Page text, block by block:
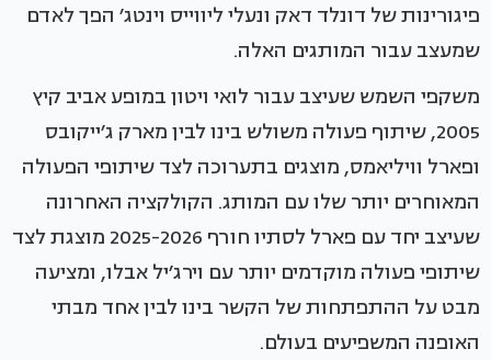
פיגורינות של דונלד דאק ונעלי ליווייס וינטג׳ הפך לאדם
שמעצב עבור המותגים האלה.
משקפי השמש שעיצב עבור לואי ויטון במופע אביב קיץ
2005, שיתוף פעולה משולש בינו לבין מארק ג׳ייקובס
ופארל וויליאמס, מוצגים בתערוכה לצד שיתופי הפעולה
המאוחרים יותר שלו עם המותג. הקולקציה האחרונה
שעיצב יחד עם פארל לסתיו חורף 2025-2026 מוצגת לצד
שיתופי פעולה מוקדמים יותר עם וירג׳יל אבלו, ומציעה
מבט על ההתפתחות של הקשר בינו לבין אחד מבתי
האופנה המשפיעים בעולם.